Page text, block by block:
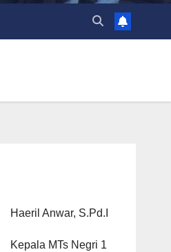
Haeril Anwar, S.Pd.I
Kepala MTs Negri 1